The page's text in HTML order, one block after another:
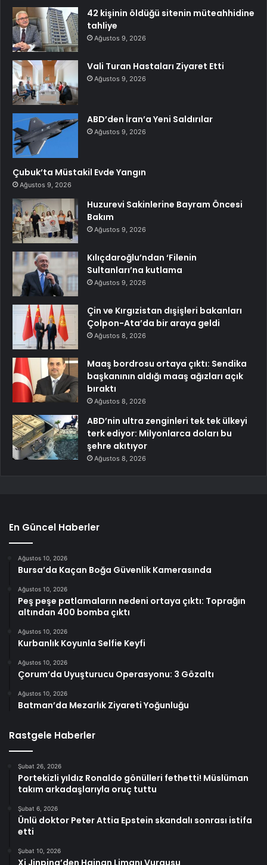
42 kişinin öldüğü sitenin müteahhidine
tahliye
Ağustos 9, 2026
Vali Turan Hastaları Ziyaret Etti
Ağustos 9, 2026
ABD’den İran’a Yeni Saldırılar
Ağustos 9, 2026
Çubuk’ta Müstakil Evde Yangın
Ağustos 9, 2026
Huzurevi Sakinlerine Bayram Öncesi
Bakım
Ağustos 9, 2026
Kılıçdaroğlu’ndan ‘Filenin
Sultanları’na kutlama
Ağustos 9, 2026
Çin ve Kırgızistan dışişleri bakanları
Çolpon-Ata’da bir araya geldi
Ağustos 8, 2026
Maaş bordrosu ortaya çıktı: Sendika
başkanının aldığı maaş ağızları açık
bıraktı
Ağustos 8, 2026
ABD’nin ultra zenginleri tek tek ülkeyi
terk ediyor: Milyonlarca doları bu
şehre akıtıyor
Ağustos 8, 2026
En Güncel Haberler
Ağustos 10, 2026
Bursa’da Kaçan Boğa Güvenlik Kamerasında
Ağustos 10, 2026
Peş peşe patlamaların nedeni ortaya çıktı: Toprağın
altından 400 bomba çıktı
Ağustos 10, 2026
Kurbanlık Koyunla Selfie Keyfi
Ağustos 10, 2026
Çorum’da Uyuşturucu Operasyonu: 3 Gözaltı
Ağustos 10, 2026
Batman’da Mezarlık Ziyareti Yoğunluğu
Rastgele Haberler
Şubat 26, 2026
Portekizli yıldız Ronaldo gönülleri fethetti! Müslüman
takım arkadaşlarıyla oruç tuttu
Şubat 6, 2026
Ünlü doktor Peter Attia Epstein skandalı sonrası istifa
etti
Şubat 10, 2026
Xi Jinping’den Hainan Limanı Vurgusu